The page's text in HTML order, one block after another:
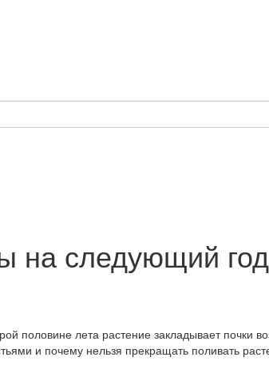
на следующий
половине лета растение закладывает почки
и почему нельзя прекращать поливать